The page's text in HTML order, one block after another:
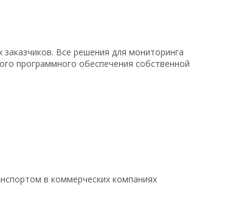
Все решения для мониторинга
программного обеспечения собственной
в коммерческих компаниях